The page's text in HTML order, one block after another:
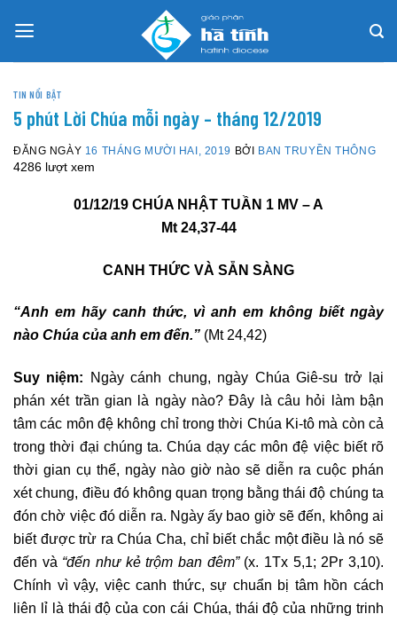
TIN NỔI BẬT
5 phút Lời Chúa mỗi ngày – tháng 12/2019
ĐĂNG NGÀY 16 THÁNG MƯỜI HAI, 2019 BỞI BAN TRUYỀN THÔNG
4286 lượt xem
01/12/19 CHÚA NHẬT TUẦN 1 MV – A
Mt 24,37-44
CANH THỨC VÀ SẴN SÀNG
“Anh em hãy canh thức, vì anh em không biết ngày
nào Chúa của anh em đến.” (Mt 24,42)
Suy niệm: Ngày cánh chung, ngày Chúa Giê-su trở lại
phán xét trần gian là ngày nào? Đây là câu hỏi làm bận
tâm các môn đệ không chỉ trong thời Chúa Ki-tô mà còn cả
trong thời đại chúng ta. Chúa dạy các môn đệ việc biết rõ
thời gian cụ thể, ngày nào giờ nào sẽ diễn ra cuộc phán
xét chung, điều đó không quan trọng bằng thái độ chúng ta
đón chờ việc đó diễn ra. Ngày ấy bao giờ sẽ đến, không ai
biết được trừ ra Chúa Cha, chỉ biết chắc một điều là nó sẽ
đến và “đến như kẻ trộm ban đêm”(x. 1Tx 5,1; 2Pr 3,10).
Chính vì vậy, việc canh thức, sự chuẩn bị tâm hồn cách
liên lỉ là thái độ của con cái Chúa, thái độ của những trinh